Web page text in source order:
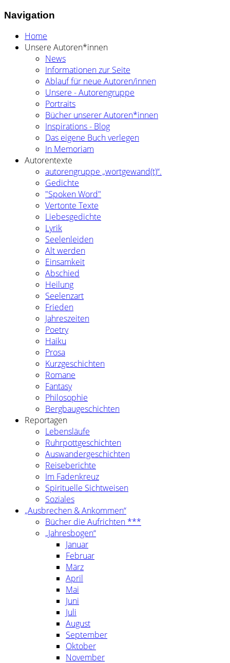
Navigation
Home
Unsere Autoren*innen
News
Informationen zur Seite
Ablauf für neue Autoren/innen
Unsere - Autorengruppe
Portraits
Bücher unserer Autoren*innen
Inspirations - Blog
Das eigene Buch verlegen
In Memoriam
Autorentexte
autorengruppe „wortgewand(t)“.
Gedichte
"Spoken Word"
Vertonte Texte
Liebesgedichte
Lyrik
Seelenleiden
Alt werden
Einsamkeit
Abschied
Heilung
Seelenzart
Frieden
Jahreszeiten
Poetry
Haiku
Prosa
Kurzgeschichten
Romane
Fantasy
Philosophie
Bergbaugeschichten
Reportagen
Lebensläufe
Ruhrpottgeschichten
Auswandergeschichten
Reiseberichte
Im Fadenkreuz
Spirituelle Sichtweisen
Soziales
„Ausbrechen & Ankommen“
Bücher die Aufrichten ***
„Jahresbogen“
Januar
Februar
März
April
Mai
Juni
Juli
August
September
Oktober
November